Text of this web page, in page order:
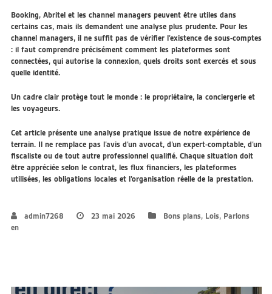
Booking, Abritel et les channel managers peuvent être utiles dans
certains cas, mais ils demandent une analyse plus prudente. Pour les
channel managers, il ne suffit pas de vérifier l’existence de sous-comptes
: il faut comprendre précisément comment les plateformes sont
connectées, qui autorise la connexion, quels droits sont exercés et sous
quelle identité.
Un cadre clair protège tout le monde : le propriétaire, la conciergerie et
les voyageurs.
Cet article présente une analyse pratique issue de notre expérience de
terrain. Il ne remplace pas l’avis d’un avocat, d’un expert-comptable, d’un
fiscaliste ou de tout autre professionnel qualifié. Chaque situation doit
être appréciée selon le contrat, les flux financiers, les plateformes
utilisées, les obligations locales et l’organisation réelle de la prestation.
admin7268 23 mai 2026 Bons plans, Lois, Parlons
en